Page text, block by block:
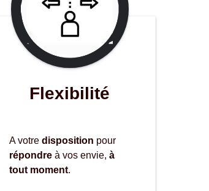
Flexibilité
A votre disposition pour
répondreà vos envie, à
tout moment.